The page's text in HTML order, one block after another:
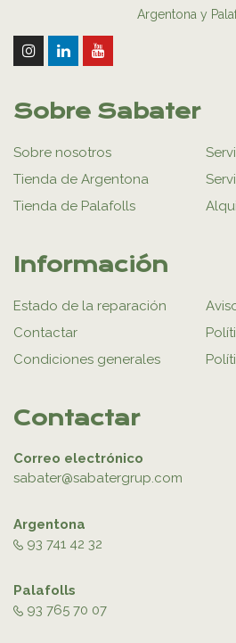
Argentona y
Sobre Sabater
Sobre nosotros
Tienda de Argentona
Tienda de Palafolls
Información
Estado de la reparación
Contactar
Condiciones generales
Contactar
Correo electrónico
sabater@sabatergrup.com
Argentona
93 741 42 32
Palafolls
93 765 70 07